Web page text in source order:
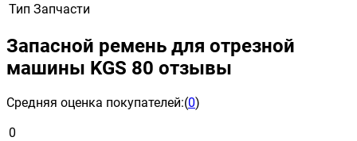
Тип Запчасти
Запасной ремень для отрезной
машины KGS 80 отзывы
Средняя оценка покупателей:(0)
0